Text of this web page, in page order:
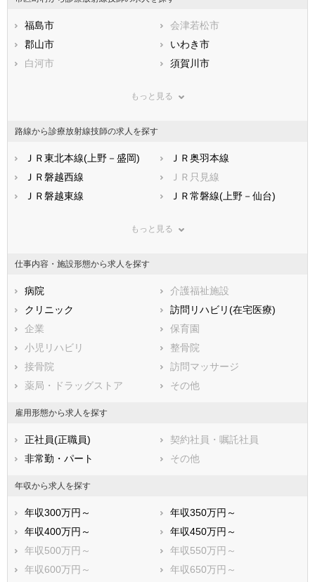
石川県
福井県
静岡県
滋賀県
兵庫県
山口県
福岡県
佐賀県
熊本県
大分県
宮崎県
鹿児島県
福島市
会津若松市
郡山市
いわき市
白河市
須賀川市
田村市
本宮市
伊達郡国見町
伊達郡川俣町
安達郡大玉村
岩瀬郡鏡石町
岩瀬郡天栄村
南会津郡下郷町
耶麻郡北塩原村
耶麻郡猪苗代町
河沼郡湯川村
河沼郡柳津町
大沼郡三島町
大沼郡金山町
大沼郡昭和村
大沼郡会津美里町
西白河郡西郷村
西白河郡泉崎村
西白河郡中島村
西白河郡矢吹町
東白川郡棚倉町
東白川郡矢祭町
石川郡平田村
石川郡浅川町
石川郡古殿町
田村郡三春町
田村郡小野町
双葉郡川内村
双葉郡大熊町
双葉郡双葉町
双葉郡浪江町
双葉郡葛尾村
相馬郡新地町
相馬郡飯舘村
もっと見る
路線から診療放射線技師の求人を探す
ＪＲ東北本線(上野－盛岡)
ＪＲ奥羽本線
ＪＲ磐越西線
ＪＲ只見線
ＪＲ磐越東線
ＪＲ常磐線(上野－仙台)
会津鉄道
もっと見る
仕事内容・施設形態から求人を探す
病院
介護福祉施設
クリニック
訪問リハビリ(在宅医療)
企業
保育園
小児リハビリ
整骨院
接骨院
訪問マッサージ
薬局・ドラッグストア
その他
雇用形態から求人を探す
正社員(正職員)
契約社員・嘱託社員
非常勤・パート
その他
年収から求人を探す
年収300万円～
年収350万円～
年収400万円～
年収450万円～
年収500万円～
年収550万円～
年収600万円～
年収650万円～